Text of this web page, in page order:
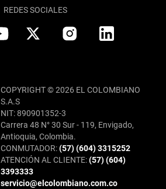
REDES SOCIALES
COPYRIGHT © 2026 EL COLOMBIANO
S.A.S
NIT: 890901352-3
Carrera 48 N° 30 Sur - 119, Envigado,
Antioquia, Colombia.
CONMUTADOR:(57) (604) 3315252
ATENCIÓN AL CLIENTE:(57) (604)
3393333
servicio@elcolombiano.com.co